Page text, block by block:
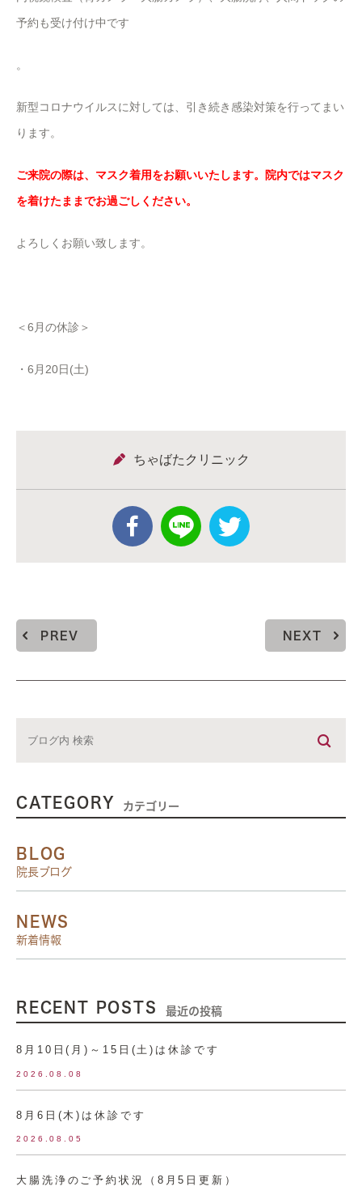
予約も受け付け中です
。
新型コロナウイルスに対しては、引き続き感染対策を行ってまい
ります。
ご来院の際は、マスク着用をお願いいたします。院内ではマスク
を着けたままでお過ごしください。
よろしくお願い致します。
＜6月の休診＞
・6月20日(土)
ちゃばたクリニック
PREV NEXT
CATEGORY カテゴリー
BLOG
院長ブログ
NEWS
新着情報
RECENT POSTS 最近の投稿
8月10日(月)～15日(土)は休診です
2026.08.08
8月6日(木)は休診です
2026.08.05
大腸洗浄のご予約状況（8月5日更新）